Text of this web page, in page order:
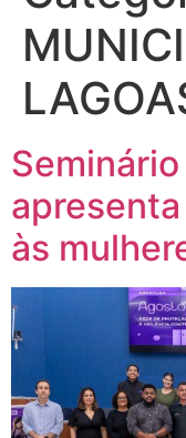
Seminário
às